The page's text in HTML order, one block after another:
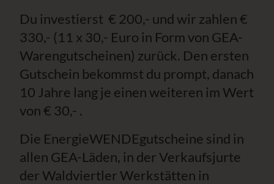
Du investierst € 200,- und wir zahlen €
330,- (11 x 30,- Euro in Form von GEA-
Warengutscheinen) zurück. Den ersten
Gutschein bekommst du prompt, danach
10 Jahre lang je einen weiteren im Wert
von € 30,- .
Die EnergieWENDEgutscheine sind in
allen GEA-Läden, in der Verkaufsjurte
der Waldviertler Werkstätten in